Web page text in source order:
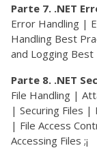
Parte 7. .NET
Error Handling |
Handling Best
and Logging
Parte 8. .NET
File Handling |
| Securing Files |
| File Access
Accessing Files ;¡